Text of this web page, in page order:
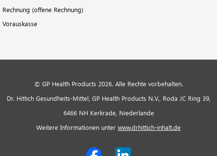
Rechnung (offene Rechnung)
Vorauskasse
© GP Health Products 2026. Alle Rechte vorbehalten.
Dr. Hittich Gesundheits-Mittel, GP Health Products N.V., Roda JC Ring 39,
6466 NH Kerkrade, Niederlande
Weitere Informationen unter www.drhittich-inhalt.de
Facebook
LinkedIn